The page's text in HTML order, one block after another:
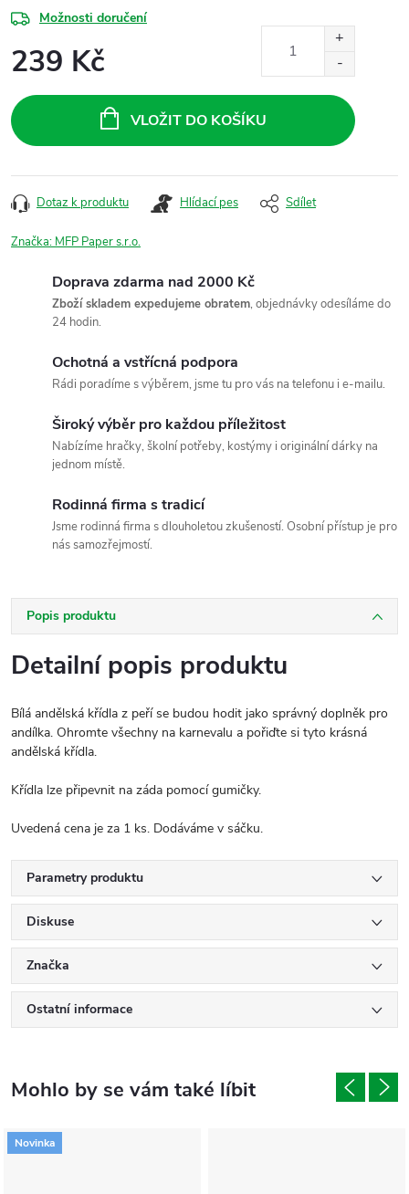
Možnosti doručení
239 Kč
cena:
VLOŽIT DO KOŠÍKU
Dotaz k produktu Hlídací pes Sdílet
Značka: MFP Paper s.r.o.
Doprava zdarma nad 2000 Kč
Zboží skladem expedujeme obratem, objednávky odesíláme do
24 hodin.
Ochotná a vstřícná podpora
Rádi poradíme s výběrem, jsme tu pro vás na telefonu i e-mailu.
Široký výběr pro každou příležitost
Nabízíme hračky, školní potřeby, kostýmy i originální dárky na
jednom místě.
Rodinná firma s tradicí
Jsme rodinná firma s dlouholetou zkušeností. Osobní přístup je pro
nás samozřejmostí.
Popis produktu
Detailní popis produktu
Bílá andělská křídla z peří se budou hodit jako správný doplněk pro
andílka. Ohromte všechny na karnevalu a pořiďte si tyto krásná
andělská křídla.
Křídla lze připevnit na záda pomocí gumičky.
Uvedená cena je za 1 ks. Dodáváme v sáčku.
Parametry produktu
Diskuse
Značka
Ostatní informace
Novinka